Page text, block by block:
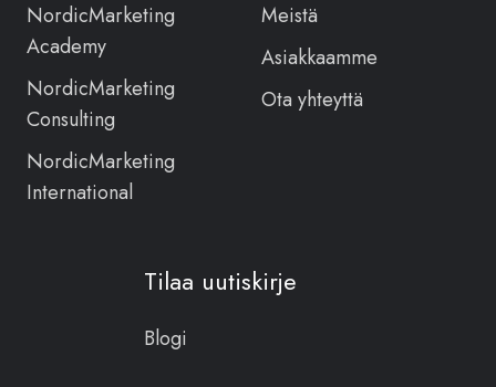
NordicMarketing
Academy
NordicMarketing
Consulting
NordicMarketing
International
Meistä
Asiakkaamme
Ota yhteyttä
Tilaa uutiskirje
Blogi